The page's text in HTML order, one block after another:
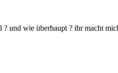
? und wie überhaupt ? ihr macht